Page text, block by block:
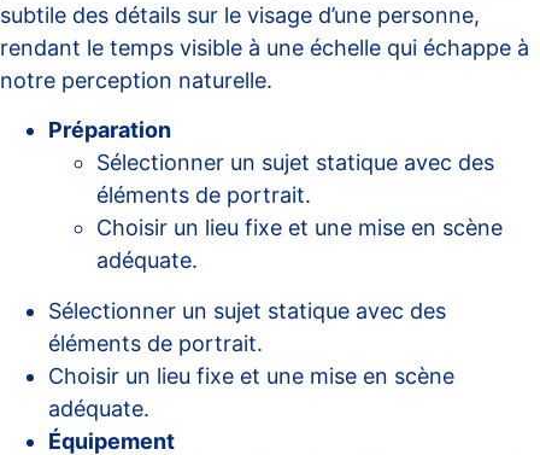
subtile des détails sur le visage d’une personne,
rendant le temps visible à une échelle qui échappe à
notre perception naturelle.
Préparation
Sélectionner un sujet statique avec des
éléments de portrait.
Choisir un lieu fixe et une mise en scène
adéquate.
Sélectionner un sujet statique avec des
éléments de portrait.
Choisir un lieu fixe et une mise en scène
adéquate.
Équipement